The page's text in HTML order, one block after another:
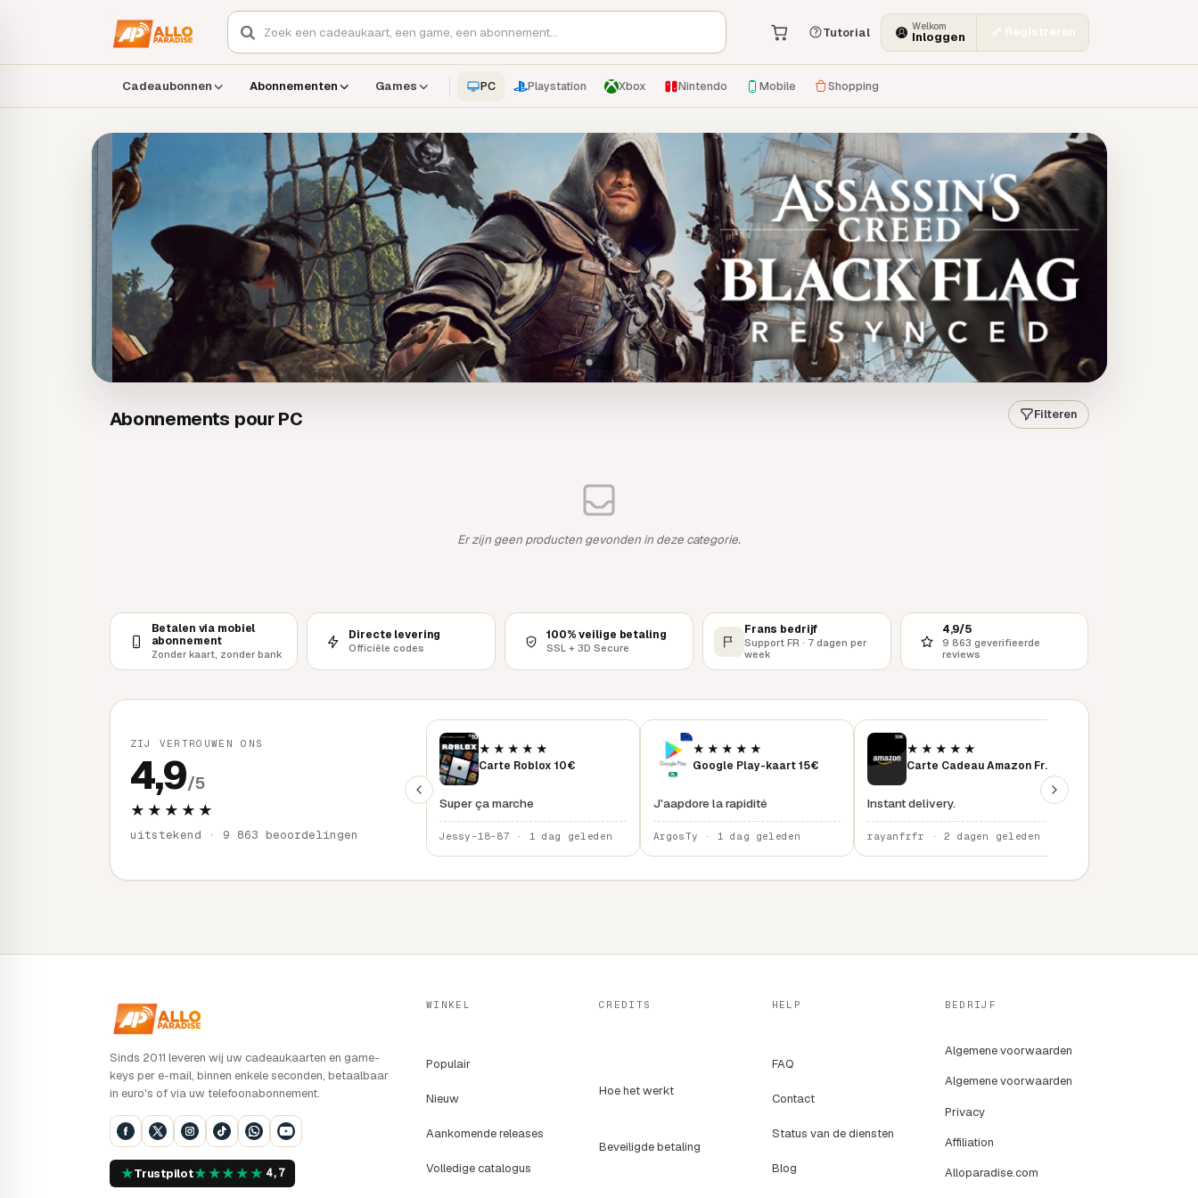
Tutorial Welkom
Inloggen Registreren
Cadeaubonnen Abonnementen Games PC Playstation Xbox Nintendo Mobile Shopping
Abonnements pour PC Filteren
Er zijn geen producten gevonden in deze categorie.
Betalen via mobiel
abonnement
Zonder kaart, zonder bank
Directe levering
Officiële codes
100% veilige betaling
SSL + 3D Secure
Frans bedrijf
Support FR · 7 dagen per
week
4,9/5
9 863 geverifieerde
reviews
ZIJ VERTROUWEN ONS
4,9/5
★★★★★
uitstekend · 9 863 beoordelingen
★★★★★
Carte Roblox 10€
Super ça marche
Jessy-18-87 · 1 dag geleden
★★★★★
Google Play-kaart 15€
J'aapdore la rapidité
ArgosTy · 1 dag geleden
★★★★★
Carte Cadeau Amazon France 50 €
Instant delivery.
rayanfrfr · 2 dagen geleden
Sinds 2011 leveren wij uw cadeaukaarten en game-
keys per e-mail, binnen enkele seconden, betaalbaar
in euro's of via uw telefoonabonnement.
★Trustpilot★★★★★ 4,7
WINKEL
Populair
Nieuw
Aankomende releases
Volledige catalogus
CREDITS
Hoe het werkt
Beveiligde betaling
HELP
FAQ
Contact
Status van de diensten
Blog
BEDRIJF
Algemene voorwaarden
Algemene voorwaarden
Privacy
Affiliation
Alloparadise.com